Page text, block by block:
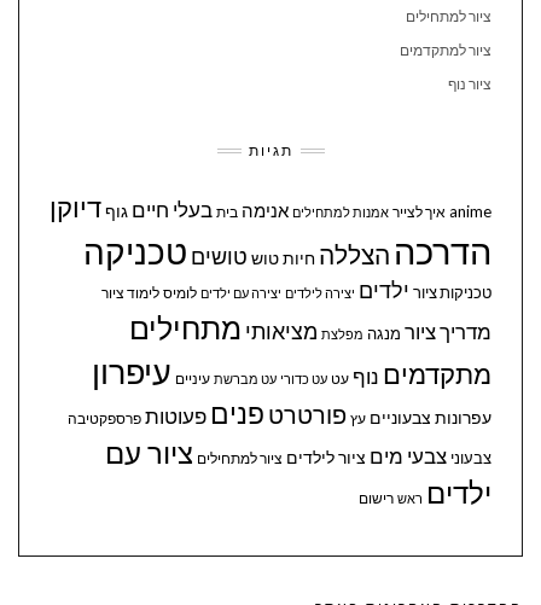
ציור למתחילים
ציור למתקדמים
ציור נוף
תגיות
anime איך לצייר אמנות למתחילים אנימה בית בעלי חיים גוףדיוקן
הדרכה הצללה חיותטוש טושים טכניקה
טכניקות ציור ילדים יצירה לילדים יצירה עם ילדים לומיס לימוד ציור
מדריך ציור מנגה מפלצת מציאותי מתחילים
מתקדמים נוף עט עט כדורי עט מברשת עיניים עיפרון
עפרונות צבעוניים עץ פורטרט פנים פעוטות פרספקטיבה
צבעוני צבעי מים ציור לילדים ציור למתחילים ציור עם
ילדים ראש רישום